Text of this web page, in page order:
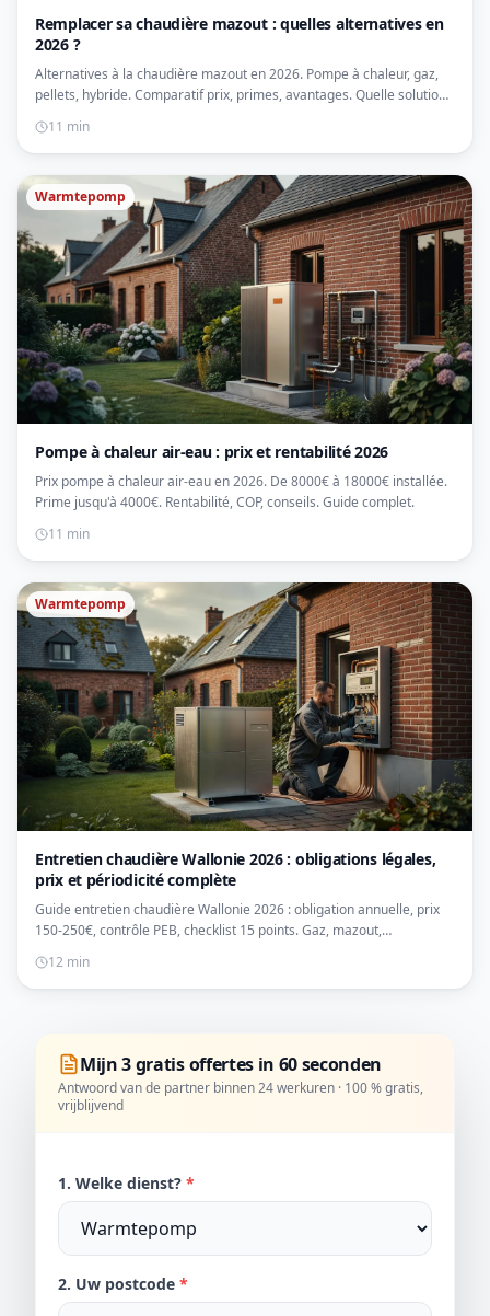
Remplacer sa chaudière mazout : quelles alternatives en
2026 ?
Alternatives à la chaudière mazout en 2026. Pompe à chaleur, gaz,
pellets, hybride. Comparatif prix, primes, avantages. Quelle solution
11 min
Warmtepomp
Pompe à chaleur air-eau : prix et rentabilité 2026
Prix pompe à chaleur air-eau en 2026. De 8000€ à 18000€ installée.
Prime jusqu'à 4000€. Rentabilité, COP, conseils. Guide complet.
11 min
Warmtepomp
Entretien chaudière Wallonie 2026 : obligations légales,
prix et périodicité complète
Guide entretien chaudière Wallonie 2026 : obligation annuelle, prix
150-250€, contrôle PEB, checklist 15 points. Gaz, mazout,
12 min
Mijn 3 gratis offertes in 60 seconden
Antwoord van de partner binnen 24 werkuren · 100 % gratis,
vrijblijvend
1. Welke dienst? *
2. Uw postcode *